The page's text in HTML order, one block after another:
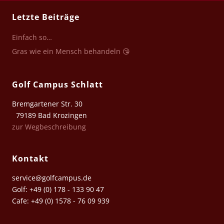
Letzte Beiträge
Einfach so…
Gras wie ein Mensch behandeln 😘
Golf Campus Schlatt
Bremgartener Str. 30
79189 Bad Krozingen
zur Wegbeschreibung
Kontakt
service@golfcampus.de
Golf: +49 (0) 178 - 133 90 47
Cafe: +49 (0) 1578 - 76 09 939